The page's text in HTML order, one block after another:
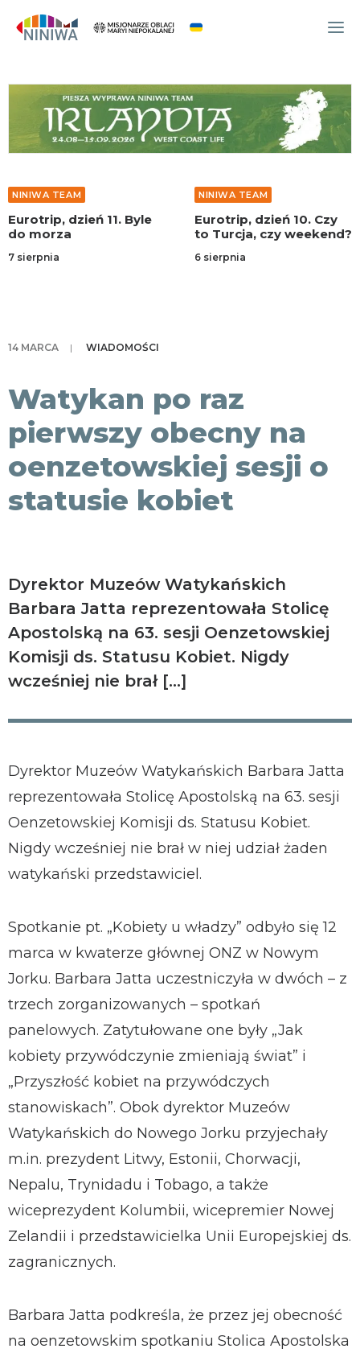
WYDARZENIA
O NAS
WSPÓLNOTA
NINIWA TEAM
FESTIWAL ŻYCIA
11. Byle
Eurotrip, dzień 10. Czy
to Turcja, czy weekend?
Eurotrip,
Włoska
14 MARCA | WIADOMOŚCI
Watykan po raz
pierwszy obecny na
oenzetowskiej sesji o
statusie kobiet
Dyrektor Muzeów Watykańskich
Barbara Jatta reprezentowała Stolicę
Apostolską na 63. sesji Oenzetowskiej
Komisji ds. Statusu Kobiet. Nigdy
wcześniej nie brał […]
Dyrektor Muzeów Watykańskich Barbara Jatta
reprezentowała Stolicę Apostolską na 63. sesji
Oenzetowskiej Komisji ds. Statusu Kobiet.
Nigdy wcześniej nie brał w niej udział żaden
watykański przedstawiciel.
Spotkanie pt. „Kobiety u władzy” odbyło się 12
marca w kwaterze głównej ONZ w Nowym
Jorku. Barbara Jatta uczestniczyła w dwóch – z
trzech zorganizowanych – spotkań
panelowych. Zatytułowane one były „Jak
kobiety przywódczynie zmieniają świat” i
„Przyszłość kobiet na przywódczych
stanowiskach”. Obok dyrektor Muzeów
Watykańskich do Nowego Jorku przyjechały
m.in. prezydent Litwy, Estonii, Chorwacji,
Nepalu, Trynidadu i Tobago, a także
wiceprezydent Kolumbii, wicepremier Nowej
Zelandii i przedstawicielka Unii Europejskiej ds.
zagranicznych.
Barbara Jatta podkreśla, że przez jej obecność
na oenzetowskim spotkaniu Stolica Apostolska